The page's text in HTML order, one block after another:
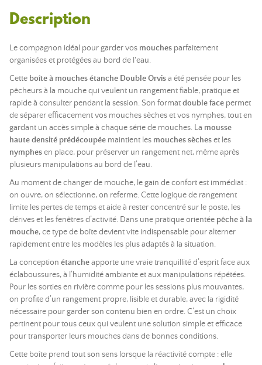
Description
Le compagnon idéal pour garder vos mouches parfaitement
organisées et protégées au bord de l'eau.
Cette boîte à mouches étanche Double Orvisa été pensée pour les
pêcheurs à la mouche qui veulent un rangement fiable, pratique et
rapide à consulter pendant la session. Son formatdouble face permet
de séparer efficacement vos mouches sèches et vos nymphes, tout en
gardant un accès simple à chaque série de mouches. La mousse
haute densité prédécoupée maintient les mouches sècheset les
nymphesen place, pour préserver un rangement net, même après
plusieurs manipulations au bord de l’eau.
Au moment de changer de mouche, le gain de confort est immédiat :
on ouvre, on sélectionne, on referme. Cette logique de rangement
limite les pertes de temps et aide à rester concentré sur le poste, les
dérives et les fenêtres d’activité. Dans une pratique orientée pêche à la
mouche, ce type de boîte devient vite indispensable pour alterner
rapidement entre les modèles les plus adaptés à la situation.
La conception étancheapporte une vraie tranquillité d’esprit face aux
éclaboussures, à l’humidité ambiante et aux manipulations répétées.
Pour les sorties en rivière comme pour les sessions plus mouvantes,
on profite d’un rangement propre, lisible et durable, avec la rigidité
nécessaire pour garder son contenu bien en ordre. C’est un choix
pertinent pour tous ceux qui veulent une solution simple et efficace
pour transporter leurs mouches dans de bonnes conditions.
Cette boîte prend tout son sens lorsque la réactivité compte : elle